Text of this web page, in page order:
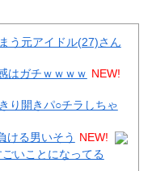
う元アイドル(27)さん
はガチｗｗｗｗ NEW!
り開きパ○チラしちゃ
ける男いそう NEW!
いことになってる